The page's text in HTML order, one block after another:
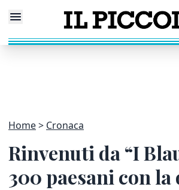
Home Cronaca
Rinvenuti da “I
300 paesani con la